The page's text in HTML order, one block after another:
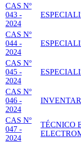
CAS Nº
043 -
2024
CAS Nº
044 -
2024
CAS Nº
045 -
2024
CAS Nº
046 -
2024
CAS Nº
047 -
2024
TÉCNICO